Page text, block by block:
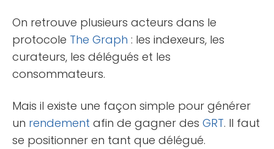
On retrouve plusieurs acteurs dans le
protocole The Graph : les indexeurs, les
curateurs, les délégués et les
consommateurs.
Mais il existe une façon simple pour générer
un rendement afin de gagner des GRT. Il faut
se positionner en tant que délégué.